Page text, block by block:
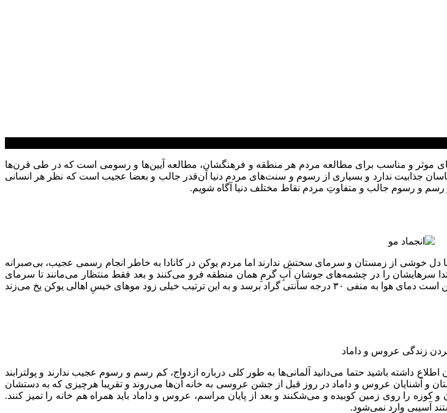
موثر و مناسب برای مطالعه مردم هر منطقه و فرهنگشان، مطالعه آیین‌ها و رسومی است که در طی قرن‌ها
جذابیت ندارد و بسیاری از رسوم و سنت‌های مردم دنیا آن‌قدر جالب و بعضا عجیب است که نظر هر انسانی
و رسوم جالب و متفاوتِ مردم نقاط مختلف دنیا آگاه شویم.
دل خوشی از زمستان و سرمای سختش ندارند اما مردم یوکن در کانادا به خاطر انجام رسمی عجیب، بی‌صبرانه
سرهایشان را در چشمه‌های جوشانِ آبِ گرمِ همان منطقه فرو می‌کنند و بعد فقط منتظار می‌مانند تا سرمای
هوا بقیه کار را انجام دهد. جالب است بدانید این رسم در روزهایی از سال انجام می‌شود که ممکن است دمای هوا به منفی ۳۰ درجه سانتی گراد برسد و به این ترتیب خیلی زود موهای خیسِ اهالی یوکن یخ می‌زند
داشته باشید حتما می‌دانید آلمانی‌ها به طور کلی درباره ازدواج، کم رسم و رسوم عجیب ندارند و پولترابند
و آشنایان عروس و داماد در روز قبل از جشن عروسی به خانه آن‌ها می‌روند و تقریبا هرچیزی که به دستشان
کوزه را روی زمین کوبیده و می‌شکنند و بعد از پایان مراسم، عروس و داماد باید همراه هم خانه را تمیز کنند.
آسیبی وارد نمی‌شود.